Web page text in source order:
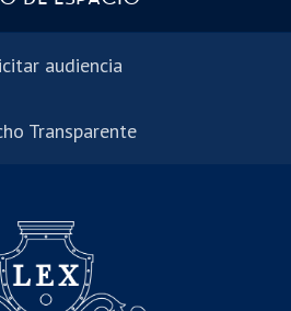
audiencia
Transparente